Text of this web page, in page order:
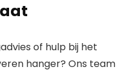
of hulp bij het
hanger? Ons team